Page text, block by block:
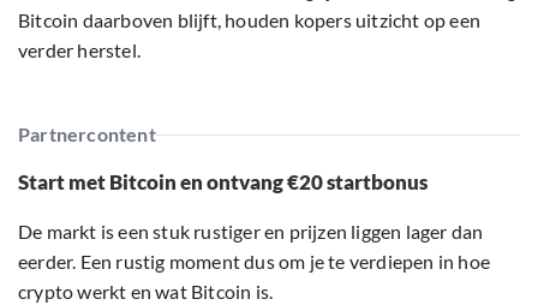
Bitcoin daarboven blijft, houden kopers uitzicht op een
verder herstel.
Partnercontent
Start met Bitcoin en ontvang €20 startbonus
De markt is een stuk rustiger en prijzen liggen lager dan
eerder. Een rustig moment dus om je te verdiepen in hoe
crypto werkt en wat Bitcoin is.